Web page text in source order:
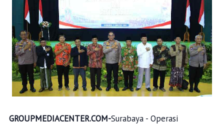
GROUPMEDIACENTER.COM-Surabaya - Operasi